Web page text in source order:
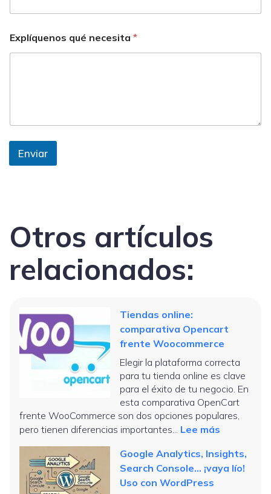
Explíquenos qué necesita *
Enviar
Otros artículos
relacionados:
Tiendas online:
comparativa Opencart
frente Woocommerce
Elegir la plataforma correcta
para tu tienda online es clave
para el éxito de tu negocio. En
esta comparativa OpenCart
frente WooCommerce son dos opciones populares,
pero tienen diferencias importantes... Lee más
online:
Google Analytics, Insights,
Search Console… ¡vaya lío!
Uso con WordPress